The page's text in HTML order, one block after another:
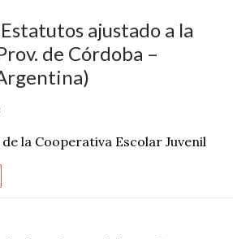
ajustado a la
de Córdoba –
la Cooperativa Escolar Juvenil